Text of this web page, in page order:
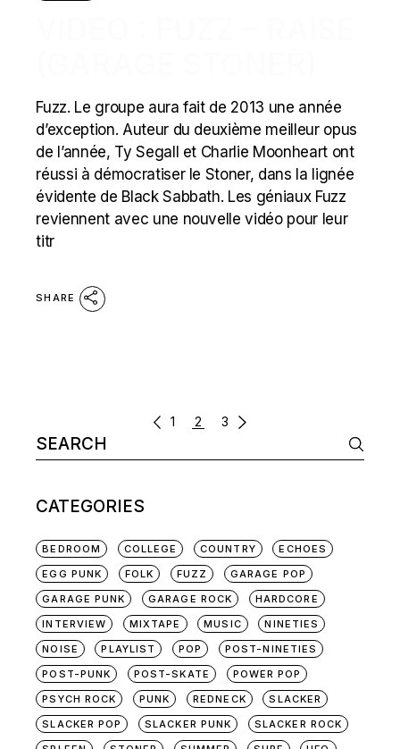
Fuzz. Le groupe aura fait de 2013 une année
d’exception. Auteur du deuxième meilleur opus
de l’année, Ty Segall et Charlie Moonheart ont
réussi à démocratiser le Stoner, dans la lignée
évidente de Black Sabbath. Les géniaux Fuzz
reviennent avec une nouvelle vidéo pour leur
titr
SHARE
NAVIGATION
1 2 3
Search
for:
CATEGORIES
BEDROOM COLLEGE COUNTRY
ECHOES
EGG PUNK
FOLK FUZZ
GARAGE POP
GARAGE PUNK
GARAGE ROCK
HARDCORE
INTERVIEW
MIXTAPE MUSIC
NINETIES
NOISE
PLAYLIST POP
POST-NINETIES
POST-PUNK
POST-SKATE
POWER POP
PSYCH ROCK
PUNK REDNECK
SLACKER
SLACKER POP
SLACKER PUNK
SLACKER ROCK